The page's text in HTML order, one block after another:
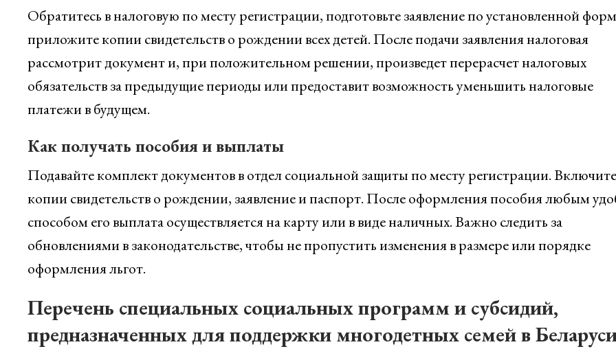
Обратитесь в налоговую по месту регистрации, подготовьте заявление по установленной
приложите копии свидетельств о рождении всех детей. После подачи заявления налоговая
рассмотрит документ и, при положительном решении, произведет перерасчет налоговых
обязательств за предыдущие периоды или предоставит возможность уменьшить налоговые
платежи в будущем.
Как получать пособия и выплаты
Подавайте комплект документов в отдел социальной защиты по месту регистрации. Включите
копии свидетельств о рождении, заявление и паспорт. После оформления пособия любым
способом его выплата осуществляется на карту или в виде наличных. Важно следить за
обновлениями в законодательстве, чтобы не пропустить изменения в размере или порядке
оформления льгот.
Перечень специальных социальных программ и субсидий,
предназначенных для поддержки многодетных семей в